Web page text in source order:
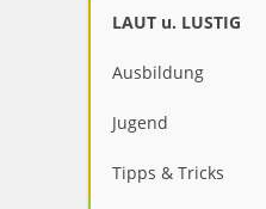
LAUT u. LUSTIG
Ausbildung
Jugend
Tipps & Tricks